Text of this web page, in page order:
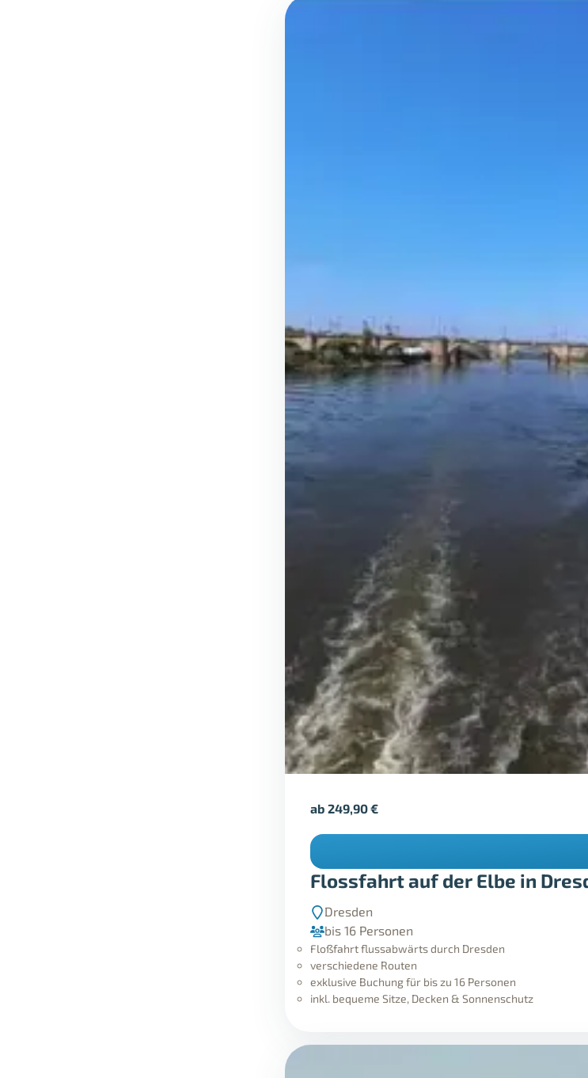
Flossfahrt auf der Elbe in
Dresden
bis 16 Personen
Floßfahrt flussabwärts durch Dresden
verschiedene Routen
exklusive Buchung für bis zu 16 Personen
inkl. bequeme Sitze, Decken & Sonnenschutz
ab 249,90€